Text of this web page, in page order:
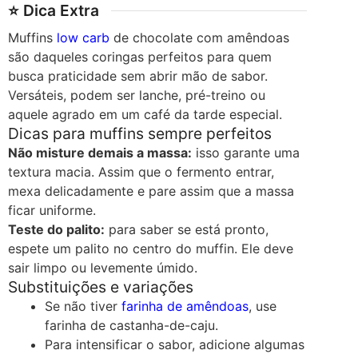
⭐ Dica Extra
Muffins low carb de chocolate com amêndoas
são daqueles coringas perfeitos para quem
busca praticidade sem abrir mão de sabor.
Versáteis, podem ser lanche, pré-treino ou
aquele agrado em um café da tarde especial.
Dicas para muffins sempre perfeitos
Não misture demais a massa: isso garante uma
textura macia. Assim que o fermento entrar,
mexa delicadamente e pare assim que a massa
ficar uniforme.
Teste do palito: para saber se está pronto,
espete um palito no centro do muffin. Ele deve
sair limpo ou levemente úmido.
Substituições e variações
Se não tiverfarinha de amêndoas, use
farinha de castanha-de-caju.
Para intensificar o sabor, adicione algumas